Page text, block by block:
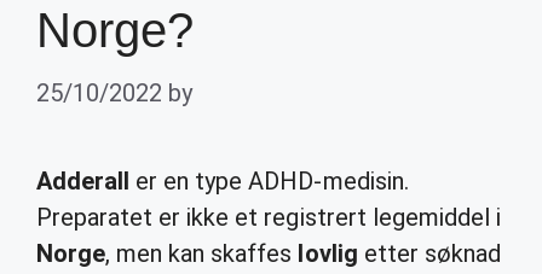
Norge?
25/10/2022 by
Adderall er en type ADHD-medisin.
Preparatet er ikke et registrert legemiddel i
Norge, men kan skaffes lovlig etter søknad